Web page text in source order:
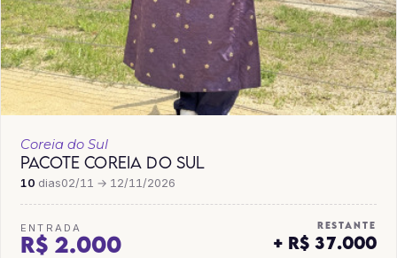
Coreia do Sul
PACOTE COREIA DO SUL
10 dias02/11 → 12/11/2026
ENTRADA
R$ 2.000
RESTANTE
+ R$ 37.000